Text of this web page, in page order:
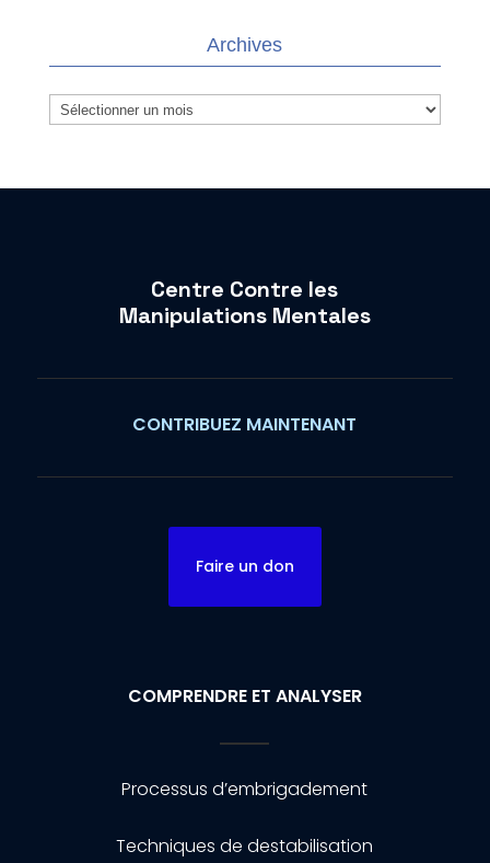
Archives
Archives
Centre Contre les
Manipulations Mentales
CONTRIBUEZ MAINTENANT
Faire un don
COMPRENDRE ET ANALYSER
Processus d’embrigadement
Techniques de destabilisation